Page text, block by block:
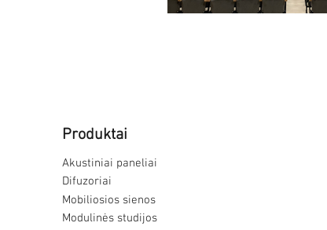
Produktai
Akustiniai paneliai
Difuzoriai
Mobiliosios sienos
Modulinės studijos